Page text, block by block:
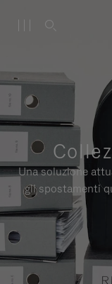
Una soluzione
gli spostamenti